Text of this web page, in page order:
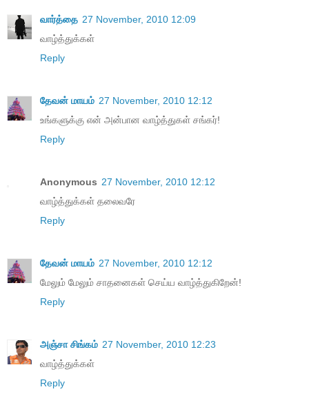
வார்த்தை 27 November, 2010 12:09
வாழ்த்துக்கள்
Reply
தேவன் மாயம் 27 November, 2010 12:12
உங்களுக்கு என் அன்பான வாழ்த்துகள் சங்கர்!
Reply
Anonymous 27 November, 2010 12:12
வாழ்த்துக்கள் தலைவரே
Reply
தேவன் மாயம் 27 November, 2010 12:12
மேலும் மேலும் சாதனைகள் செய்ய வாழ்த்துகிறேன்!
Reply
அஞ்சா சிங்கம் 27 November, 2010 12:23
வாழ்த்துக்கள்
Reply